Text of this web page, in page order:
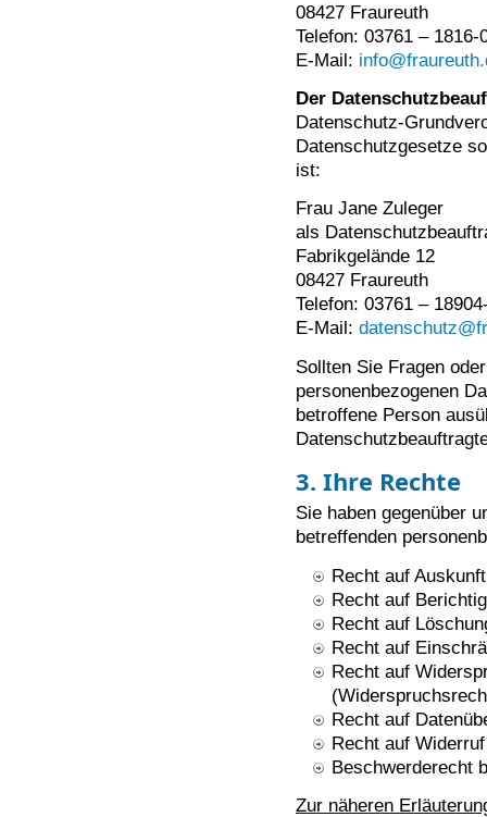
08427 Fraureuth
Telefon: 03761 – 1816-
E-Mail:
Der
Datenschutz-
Datenschutzgesetze
ist:
Frau Jane Zuleger
als
Fabrikgelände 12
08427 Fraureuth
Telefon: 03761 –
E-Mail:
Sollten Sie Fragen
personenbezogenen
betroffene Person
3. Ihre Rechte
Sie haben gegenüber
betreffenden
Recht auf
Recht auf
Recht auf
Recht auf
Recht auf
Recht auf
Recht auf
Beschwerderecht
Zur näheren